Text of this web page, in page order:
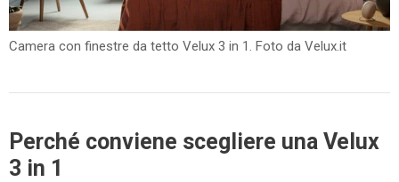
Camera con finestre da tetto Velux 3 in 1. Foto da Velux.it
Perché conviene scegliere una Velux
3 in 1